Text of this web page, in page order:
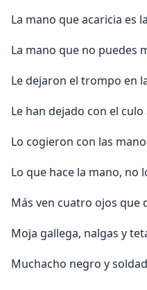
La mano que acaricia es
La mano que no puedes
Le dejaron el trompo en
Le han dejado con el
Lo cogieron con las
Lo que hace la mano, no
Más ven cuatro ojos que
Moja gallega, nalgas y
Muchacho negro y